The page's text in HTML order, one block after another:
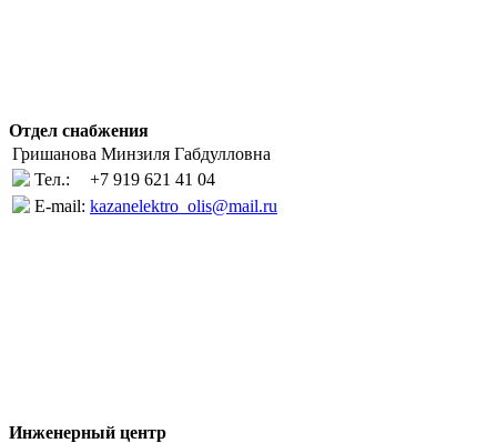
Отдел снабжения
Гришанова Минзиля Габдулловна
Тел.:
+7 919 621 41 04
E-mail: kazanelektro_olis@mail.ru
Инженерный центр